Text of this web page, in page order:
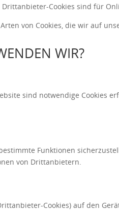
Cookies sind für
von Cookies, die wir auf
WIR?
sind notwendige Cookies
Funktionen
von Drittanbietern.
Cookies) auf den